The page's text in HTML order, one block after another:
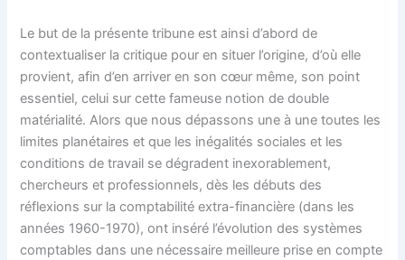
Le but de la présente tribune est ainsi d’abord de
contextualiser la critique pour en situer l’origine, d’où elle
provient, afin d’en arriver en son cœur même, son point
essentiel, celui sur cette fameuse notion de double
matérialité. Alors que nous dépassons une à une toutes les
limites planétaires et que les inégalités sociales et les
conditions de travail se dégradent inexorablement,
chercheurs et professionnels, dès les débuts des
réflexions sur la comptabilité extra-financière (dans les
années 1960-1970), ont inséré l’évolution des systèmes
comptables dans une nécessaire meilleure prise en compte